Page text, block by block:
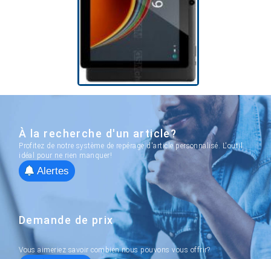
À la recherche d'un article?
Profitez de notre système de repérage d'article personnalisé. L'outil
idéal pour ne rien manquer!
Alertes
Demande de prix
Vous aimeriez savoir combien nous pouvons vous offrir?